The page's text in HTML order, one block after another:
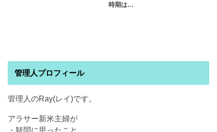
時期は…
管理人プロフィール
管理人のRay(レイ)です。
アラサー新米主婦が
・疑問に思ったこと